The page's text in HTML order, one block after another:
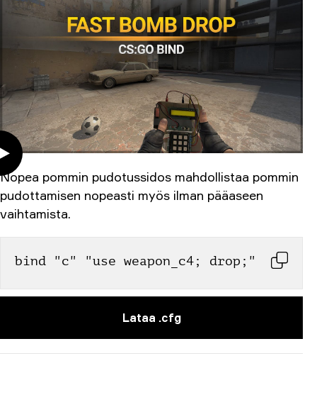
Nopea pommin pudotussidos mahdollistaa pommin
pudottamisen nopeasti myös ilman pääaseen
vaihtamista.
bind "c" "use weapon_c4; drop;"
Lataa .cfg